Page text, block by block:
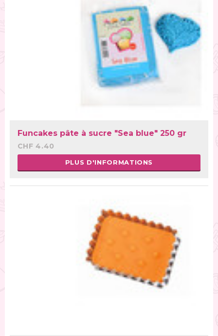
Funcakes pâte à sucre "Sea blue" 250 gr
CHF 4.40
PLUS D'INFORMATIONS